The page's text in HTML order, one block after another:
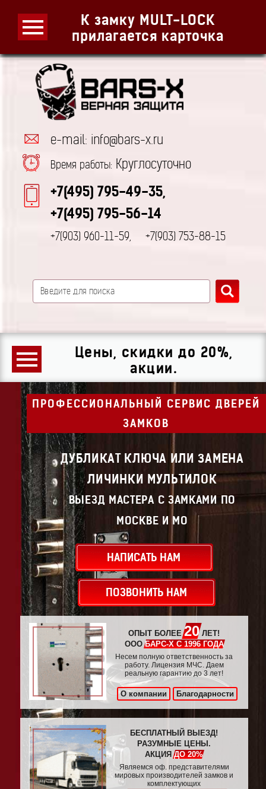
К замку MULT-LOCK
прилагается карточка
e-mail: info@bars-x.ru
Время работы: Круглосуточно
+7(495) 795-49-35,
+7(495) 795-56-14
+7(903) 960-11-59, +7(903) 753-88-15
Цены, скидки до 20%,
акции.
ПРОФЕССИОНАЛЬНЫЙ СЕРВИС ДВЕРЕЙ
ЗАМКОВ
ДУБЛИКАТ КЛЮЧА ИЛИ ЗАМЕНА
ЛИЧИНКИ МУЛЬТИЛОК
ВЫЕЗД МАСТЕРА С ЗАМКАМИ ПО
МОСКВЕ И МО
НАПИСАТЬ НАМ
ПОЗВОНИТЬ НАМ
ОПЫТ БОЛЕЕ20ЛЕТ!
ОООБАРС-Х С 1996 ГОДА
Несем полную ответственность за
работу. Лицензия МЧС. Даем
реальную гарантию до 3 лет!
О компании Благодарности
БЕСПЛАТНЫЙ ВЫЕЗД!
РАЗУМНЫЕ ЦЕНЫ.
АКЦИЯДО 20%
Являемся оф. представителями
мировых производителей замков и
комплектующих